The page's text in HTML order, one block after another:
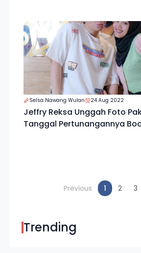
Selsa Nawang Wulan 24 Aug 2022
Jeffry Reksa Unggah Foto
Tanggal Pertunangannya
Previous 1(current)
2 3
Trending